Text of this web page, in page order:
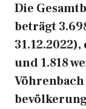
Die
beträgt
und 1.818